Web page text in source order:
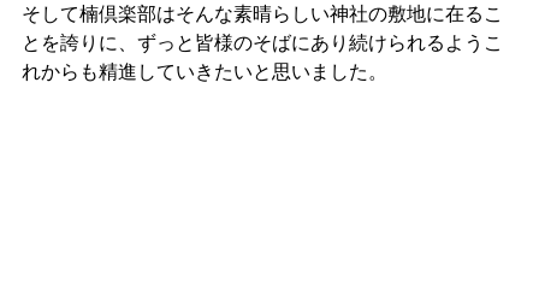
そして楠倶楽部はそんな素晴らしい神社の敷地に在るこ
とを誇りに、ずっと皆様のそばにあり続けられるようこ
れからも精進していきたいと思いました。